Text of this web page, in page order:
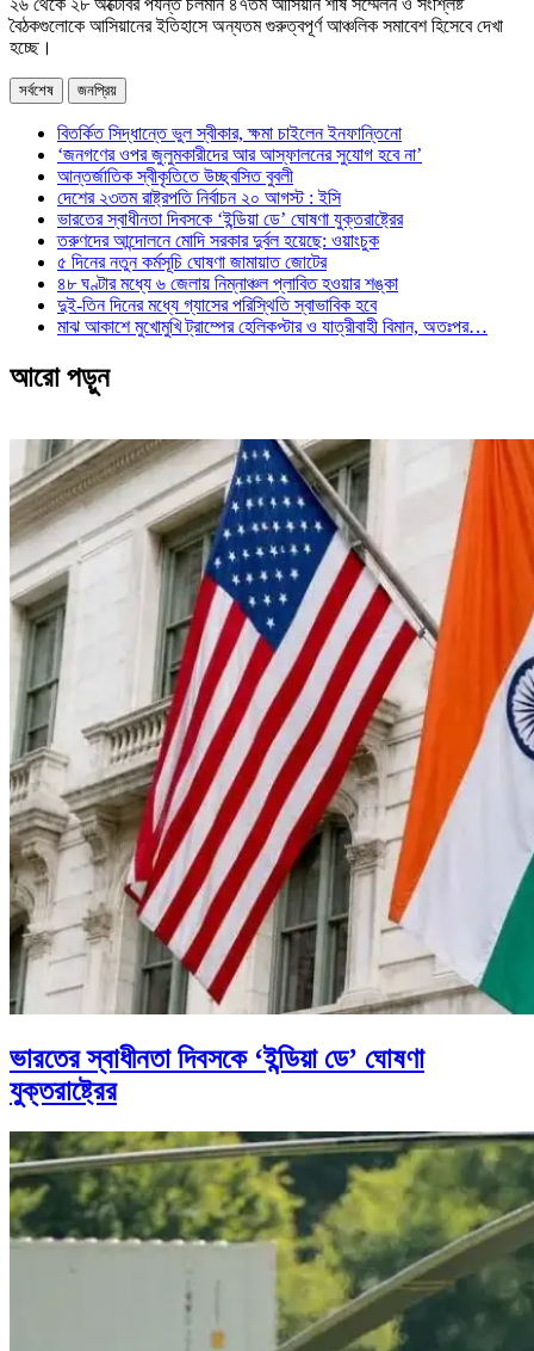
২৬ থেকে ২৮ অক্টোবর পর্যন্ত চলমান ৪৭তম আসিয়ান শীর্ষ সম্মেলন ও সংশ্লিষ্ট
বৈঠকগুলোকে আসিয়ানের ইতিহাসে অন্যতম গুরুত্বপূর্ণ আঞ্চলিক সমাবেশ হিসেবে দেখা
হচ্ছে।
সর্বশেষ জনপ্রিয়
বিতর্কিত সিদ্ধান্তে ভুল স্বীকার, ক্ষমা চাইলেন ইনফান্তিনো
‘জনগণের ওপর জুলুমকারীদের আর আস্ফালনের সুযোগ হবে না’
আন্তর্জাতিক স্বীকৃতিতে উচ্ছ্বসিত বুবলী
দেশের ২৩তম রাষ্ট্রপতি নির্বাচন ২০ আগস্ট : ইসি
ভারতের স্বাধীনতা দিবসকে ‘ইন্ডিয়া ডে’ ঘোষণা যুক্তরাষ্ট্রের
তরুণদের আন্দোলনে মোদি সরকার দুর্বল হয়েছে: ওয়াংচুক
৫ দিনের নতুন কর্মসূচি ঘোষণা জামায়াত জোটের
৪৮ ঘণ্টার মধ্যে ৬ জেলায় নিম্নাঞ্চল প্লাবিত হওয়ার শঙ্কা
দুই-তিন দিনের মধ্যে গ্যাসের পরিস্থিতি স্বাভাবিক হবে
মাঝ আকাশে মুখোমুখি ট্রাম্পের হেলিকপ্টার ও যাত্রীবাহী বিমান, অতঃপর…
আরো পড়ুন
ভারতের স্বাধীনতা দিবসকে ‘ইন্ডিয়া ডে’ ঘোষণা
যুক্তরাষ্ট্রের